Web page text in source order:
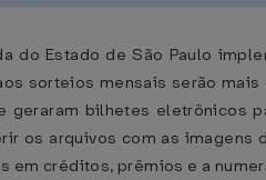
do Estado de São Paulo
sorteios mensais serão
geraram bilhetes eletrônicos
os arquivos com as
em créditos, prêmios e a